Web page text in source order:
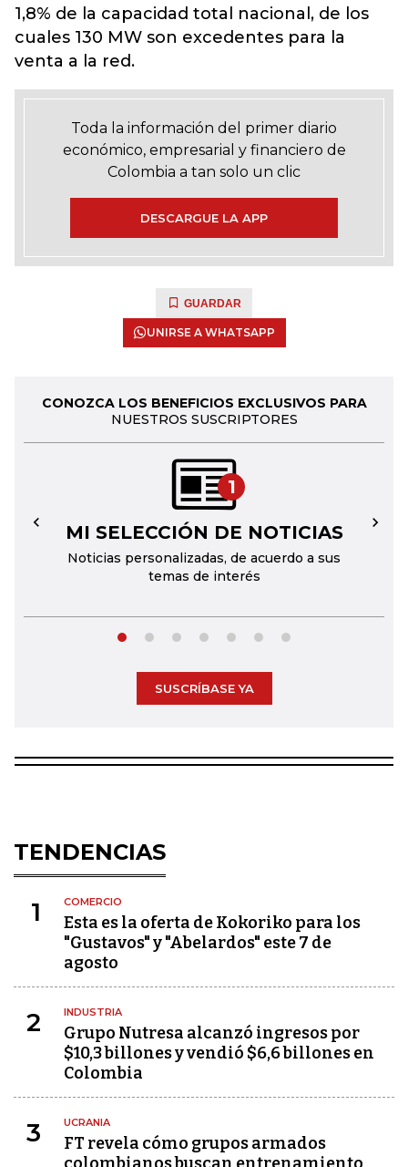
1,8% de la capacidad total nacional, de los
cuales 130 MW son excedentes para la
venta a la red.
Toda la información del primer diario
económico, empresarial y financiero de
Colombia a tan solo un clic
DESCARGUE LA APP
GUARDAR
UNIRSE A WHATSAPP
CONOZCA LOS BENEFICIOS EXCLUSIVOS PARA
NUESTROS SUSCRIPTORES
1
MI SELECCIÓN DE NOTICIAS
Noticias personalizadas, de acuerdo a sus
temas de interés
← →
SUSCRÍBASE YA
TENDENCIAS
1 COMERCIO
Esta es la oferta de Kokoriko para los
"Gustavos" y "Abelardos" este 7 de
agosto
2 INDUSTRIA
Grupo Nutresa alcanzó ingresos por
$10,3 billones y vendió $6,6 billones en
Colombia
3 UCRANIA
FT revela cómo grupos armados